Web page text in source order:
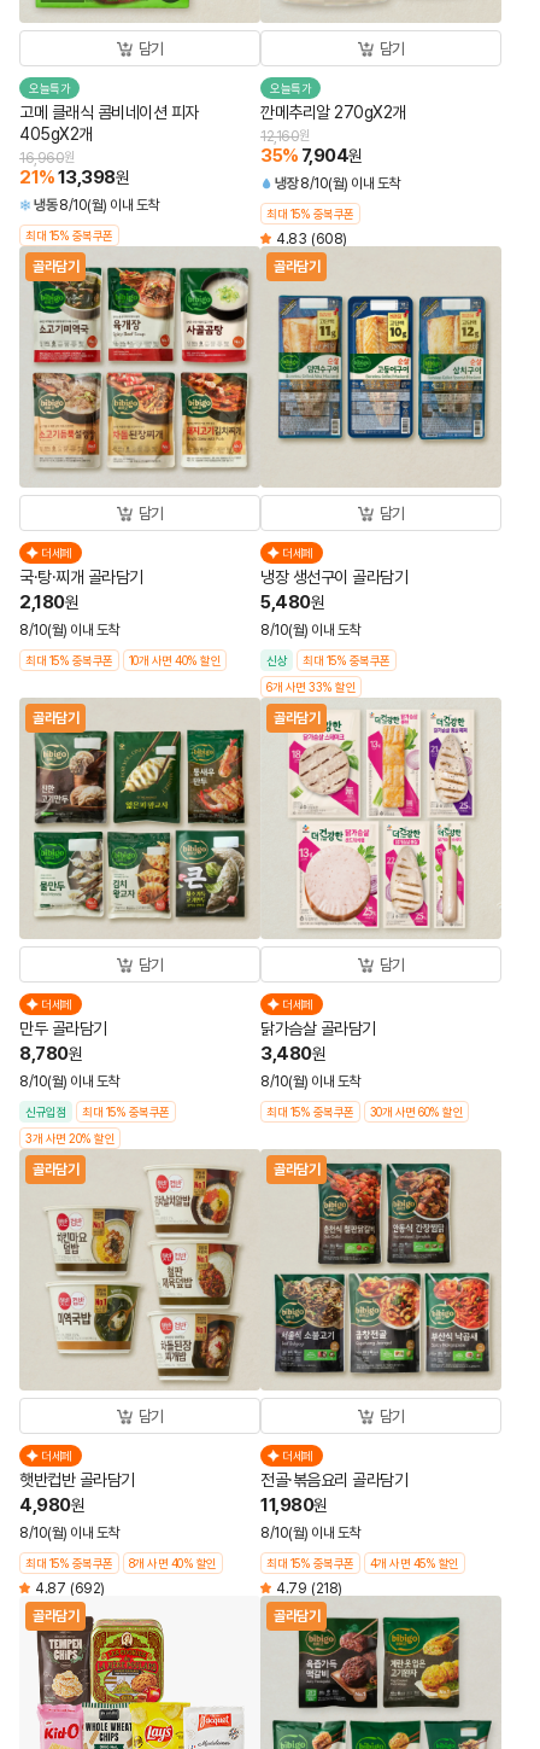
담기
오늘특가
고메 클래식 콤비네이션 피자
405gX2개
16,960원
21%13,398원
냉동 8/10(월) 이내 도착
최대 15% 중복쿠폰
담기
오늘특가
깐메추리알 270gX2개
12,160원
35% 7,904원
냉장 8/10(월) 이내 도착
최대 15% 중복쿠폰
4.83 (608)
골라담기
담기
더세페
국·탕·찌개 골라담기
2,180원
8/10(월) 이내 도착
최대 15% 중복쿠폰 10개 사면 40% 할인
골라담기
담기
더세페
냉장 생선구이 골라담기
5,480원
8/10(월) 이내 도착
신상
최대 15% 중복쿠폰
6개 사면 33% 할인
골라담기
담기
더세페
만두 골라담기
8,780원
8/10(월) 이내 도착
신규입점
최대 15% 중복쿠폰
3개 사면 20% 할인
골라담기
담기
더세페
닭가슴살 골라담기
3,480원
8/10(월) 이내 도착
최대 15% 중복쿠폰 30개 사면 60% 할인
골라담기
담기
더세페
햇반컵반 골라담기
4,980원
8/10(월) 이내 도착
최대 15% 중복쿠폰 8개 사면 40% 할인
4.87 (692)
골라담기
담기
더세페
전골·볶음요리 골라담기
11,980원
8/10(월) 이내 도착
최대 15% 중복쿠폰 4개 사면 45% 할인
4.79 (218)
골라담기
골라담기